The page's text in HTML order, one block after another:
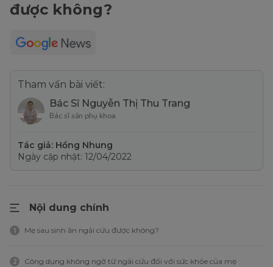
được không?
Tham vấn bài viết:
Bác Sĩ Nguyễn Thị Thu Trang
Bác sĩ sản phụ khoa
Tác giả: Hồng Nhung
Ngày cập nhật: 12/04/2022
Nội dung chính
1 Mẹ sau sinh ăn ngải cứu được không?
2 Công dụng không ngờ từ ngải cứu đối với sức khỏe của mẹ